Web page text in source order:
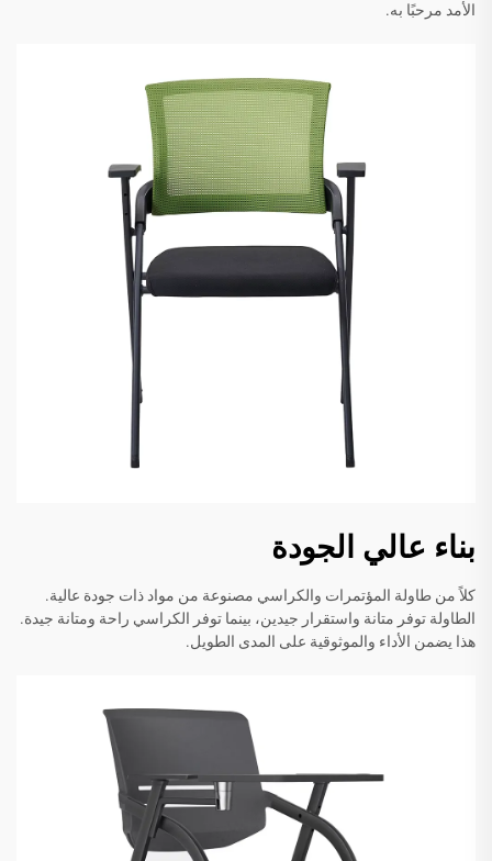
الأمد مرحبًا به.
بناء عالي الجودة
كلاً من طاولة المؤتمرات والكراسي مصنوعة من مواد ذات جودة عالية.
الطاولة توفر متانة واستقرار جيدين، بينما توفر الكراسي راحة ومتانة جيدة.
هذا يضمن الأداء والموثوقية على المدى الطويل.